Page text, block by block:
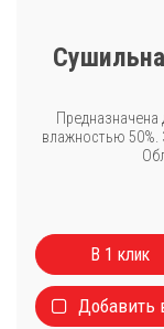
Предназначена
влажностью 50%.
В 1 клик
Добавить